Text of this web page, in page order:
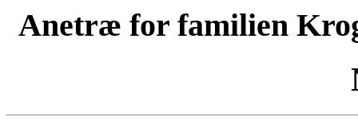
Anetræ for familien